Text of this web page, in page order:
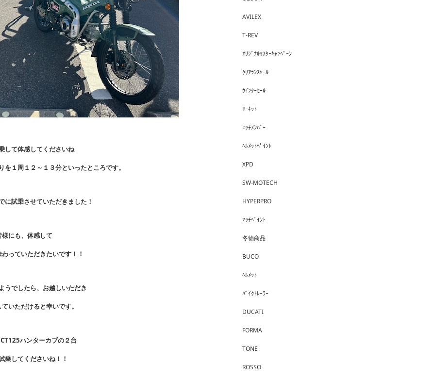
して体感してくださいね
を１周１２～１３分といったところです。
に試乗させていただきました！
様にも、体感して
っていただきたいです！！
うでしたら、お越しいただき
いただけると幸いです。
ハンターカブの２台
乗してくださいね！！
AVILEX
T-REV
ｵﾘｼﾞﾅﾙﾏｽﾀｰｷｬﾝﾍﾟｰﾝ
ｸﾘｱﾗﾝｽｾｰﾙ
ｳｲﾝﾀｰｾｰﾙ
ｻｰｷｯﾄ
ﾋｯﾁﾒﾝﾊﾞｰ
ﾍﾙﾒｯﾄﾍﾟｲﾝﾄ
XPD
SW-MOTECH
HYPERPRO
ﾏｯﾁﾍﾟｲﾝﾄ
冬物商品
BUCO
ﾍﾙﾒｯﾄ
ﾊﾞｲｸﾄﾚｰﾗｰ
DUCATI
FORMA
TONE
ROSSO